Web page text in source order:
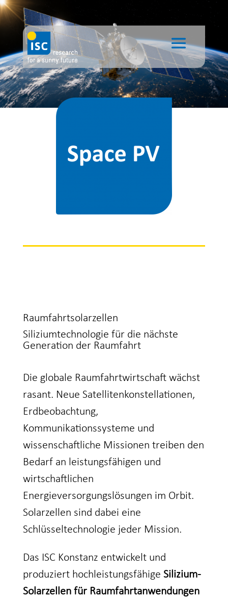
Raumfahrtsolarzellen
Siliziumtechnologie für die nächste
Generation der Raumfahrt
Die globale Raumfahrtwirtschaft wächst
rasant. Neue Satellitenkonstellationen,
Erdbeobachtung,
Kommunikationssysteme und
wissenschaftliche Missionen treiben den
Bedarf an leistungsfähigen und
wirtschaftlichen
Energieversorgungslösungen im Orbit.
Solarzellen sind dabei eine
Schlüsseltechnologie jeder Mission.
Das ISC Konstanz entwickelt und
produziert hochleistungsfähige Silizium-
Solarzellen für Raumfahrtanwendungen